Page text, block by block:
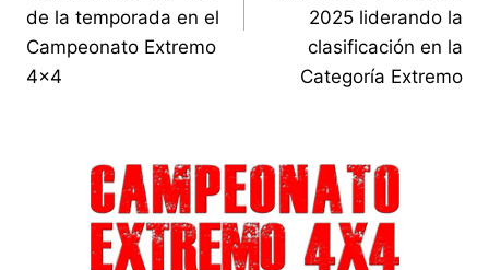
de la temporada en el
Campeonato Extremo
4×4
2025 liderando la
clasificación en la
Categoría Extremo